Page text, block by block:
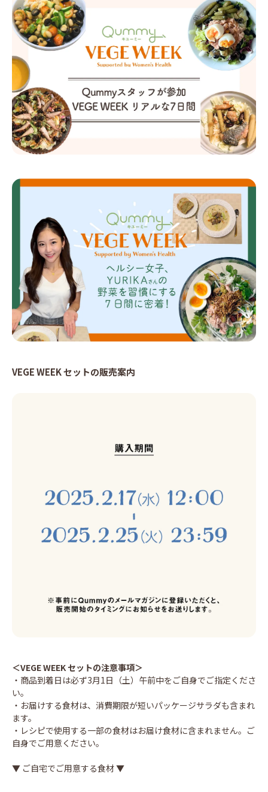
VEGE WEEK セットの販売案内
＜VEGE WEEK セットの注意事項＞
・商品到着日は必ず3月1日（土）午前中をご自身でご指定くださ
い。
・お届けする食材は、消費期限が短いパッケージサラダも含まれ
ます。
・レシピで使用する一部の食材はお届け食材に含まれません。ご
自身でご用意ください。
▼ ご自宅でご用意する食材 ▼